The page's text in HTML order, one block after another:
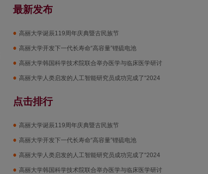
最新发布
高丽大学诞辰119周年庆典暨古民族节
高丽大学开发下一代长寿命“高容量”锂硫电池
高丽大学韩国科学技术院联合举办医学与临床医学研讨
会 高丽大学人类启发的人工智能研究员成功完成了“2024
点击排行
高丽大学诞辰119周年庆典暨古民族节
高丽大学开发下一代长寿命“高容量”锂硫电池
高丽大学人类启发的人工智能研究员成功完成了“2024
TechDay”
高丽大学韩国科学技术院联合举办医学与临床医学研讨